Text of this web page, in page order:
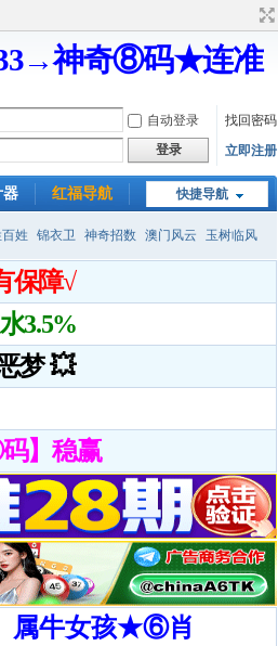
神奇⑧码★连准
自动登录
找回密码
登录
立即注册
快捷导航
器 红福导航
姓 锦衣卫 神奇招数 澳门风云 玉树临风